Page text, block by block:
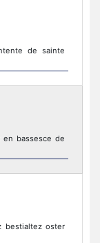
de sainte
bassesce de
bestialtez oster